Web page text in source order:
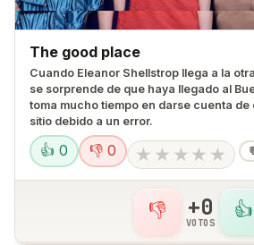
The good place
Cuando Eleanor Shellstrop llega a la
se sorprende de que haya llegado al
toma mucho tiempo en darse cuenta de
sitio debido a un error.
👍 0 👎 0 ★ ★ ★ ★ ★
👍
+0
VOTOS
👎